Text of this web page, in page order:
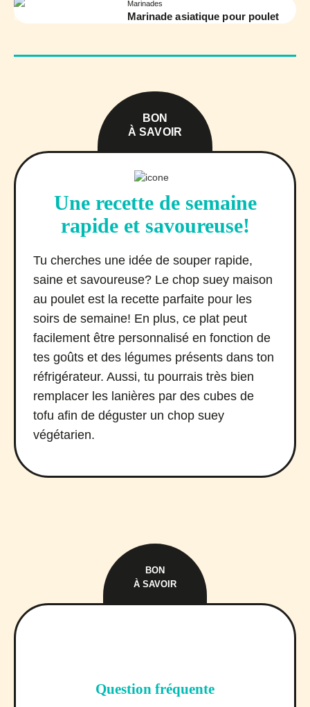
Marinades
Marinade asiatique pour poulet
BON
À SAVOIR
Une recette de semaine
rapide et savoureuse!
Tu cherches une idée de souper rapide,
saine et savoureuse? Le chop suey maison
au poulet est la recette parfaite pour les
soirs de semaine! En plus, ce plat peut
facilement être personnalisé en fonction de
tes goûts et des légumes présents dans ton
réfrigérateur. Aussi, tu pourrais très bien
remplacer les lanières par des cubes de
tofu afin de déguster un chop suey
végétarien.
BON
À SAVOIR
Question fréquente